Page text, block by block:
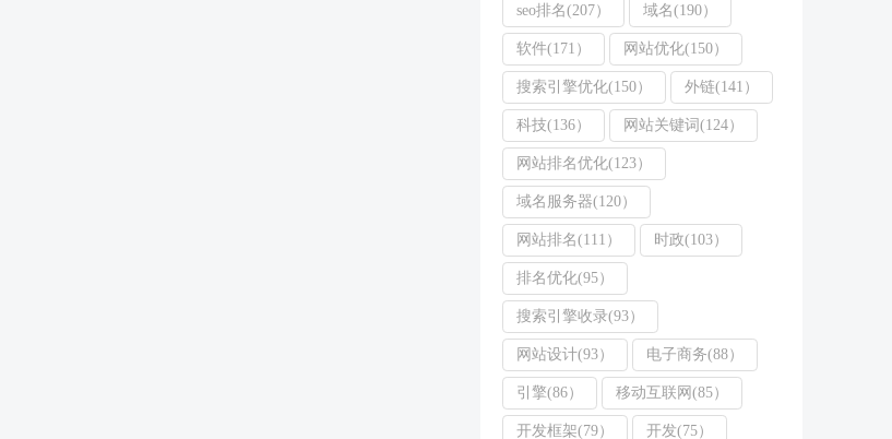
seo排名(207） 域名(190）
软件(171） 网站优化(150）
搜索引擎优化(150） 外链(141）
科技(136） 网站关键词(124）
网站排名优化(123）
域名服务器(120）
网站排名(111） 时政(103）
排名优化(95）
搜索引擎收录(93）
网站设计(93） 电子商务(88）
引擎(86） 移动互联网(85）
开发框架(79） 开发(75）